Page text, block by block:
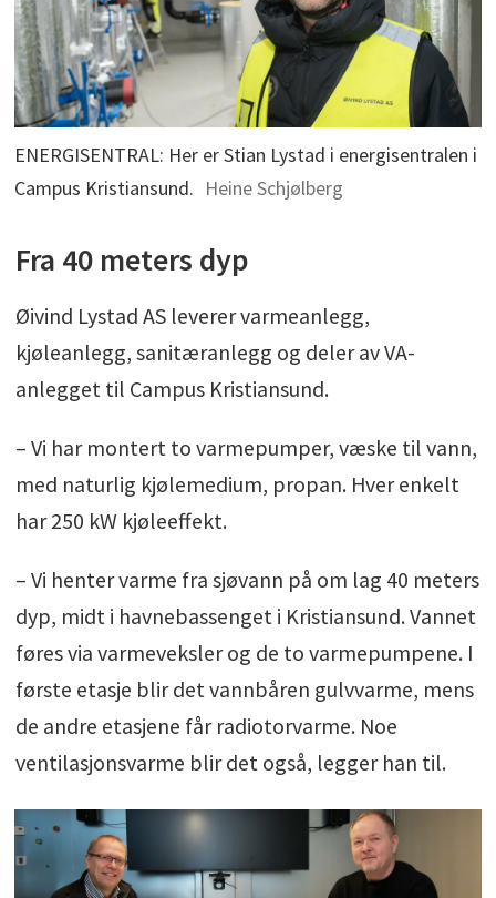
ENERGISENTRAL: Her er Stian Lystad i energisentralen i
Campus Kristiansund. Heine Schjølberg
Fra 40 meters dyp
Øivind Lystad AS leverer varmeanlegg,
kjøleanlegg, sanitæranlegg og deler av VA-
anlegget til Campus Kristiansund.
– Vi har montert to varmepumper, væske til vann,
med naturlig kjølemedium, propan. Hver enkelt
har 250 kW kjøleeffekt.
– Vi henter varme fra sjøvann på om lag 40 meters
dyp, midt i havnebassenget i Kristiansund. Vannet
føres via varmeveksler og de to varmepumpene. I
første etasje blir det vannbåren gulvvarme, mens
de andre etasjene får radiotorvarme. Noe
ventilasjonsvarme blir det også, legger han til.